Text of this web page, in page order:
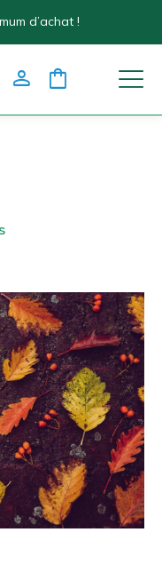
d’achat !
person shopping_bag